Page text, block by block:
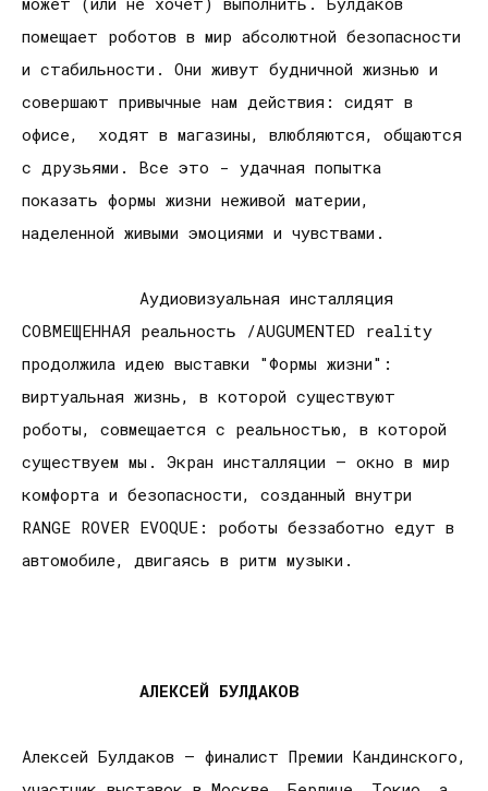
помещает роботов в мир абсолютной безопасности
и стабильности. Они живут будничной жизнью и
совершают привычные нам действия: сидят в
офисе, ходят в магазины, влюбляются, общаются
с друзьями. Все это - удачная попытка
показать формы жизни неживой материи,
наделенной живыми эмоциями и чувствами.
Аудиовизуальная инсталляция
СОВМЕЩЕННАЯ реальность /AUGUMENTED reality
продолжила идею выставки "Формы жизни":
виртуальная жизнь, в которой существуют
роботы, совмещается с реальностью, в которой
существуем мы. Экран инсталляции – окно в мир
комфорта и безопасности, созданный внутри
RANGE ROVER EVOQUE: роботы беззаботно едут в
автомобиле, двигаясь в ритм музыки.
АЛЕКСЕЙ БУЛДАКОВ
Алексей Булдаков – финалист Премии Кандинского,